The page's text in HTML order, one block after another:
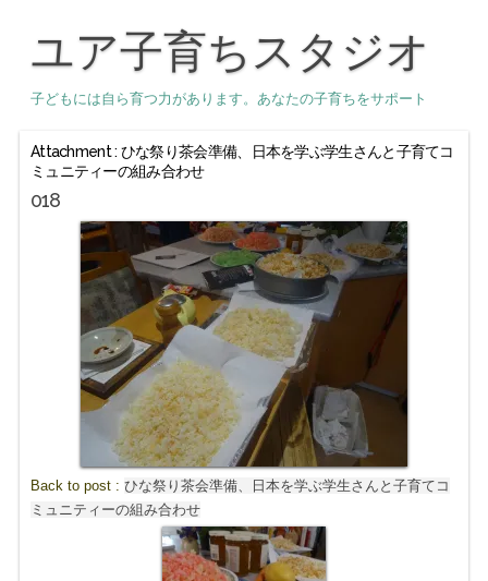
ユア子育ちスタジオ
子どもには自ら育つ力があります。あなたの子育ちをサポート
Attachment : ひな祭り茶会準備、日本を学ぶ学生さんと子育てコ
ミュニティーの組み合わせ
018
Back to post : ひな祭り茶会準備、日本を学ぶ学生さんと子育てコ
ミュニティーの組み合わせ